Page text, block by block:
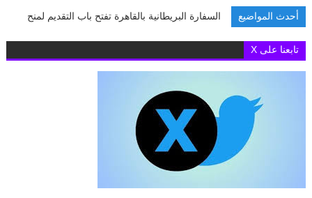
أحدث المواضيع
تابعنا على X